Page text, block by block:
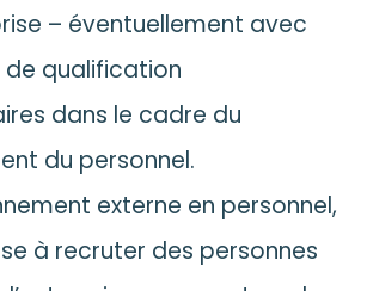
– éventuellement avec
de qualification
dans le cadre du
du personnel.
externe en personnel,
à recruter des personnes